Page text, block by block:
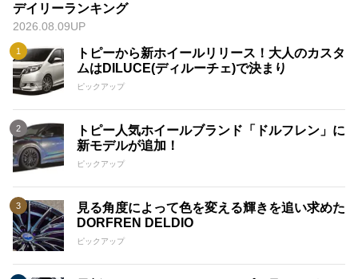
デイリーランキング
2026.08.09UP
トピーから新ホイールリリース！大人のカスタ
ムはDILUCE(ディルーチェ)で決まり
ピックアップ
トピー人気ホイールブランド「ドルフレン」に
新モデルが追加！
ピックアップ
見る角度によって色を変える輝きを追い求めた
DORFREN DELDIO
ピックアップ